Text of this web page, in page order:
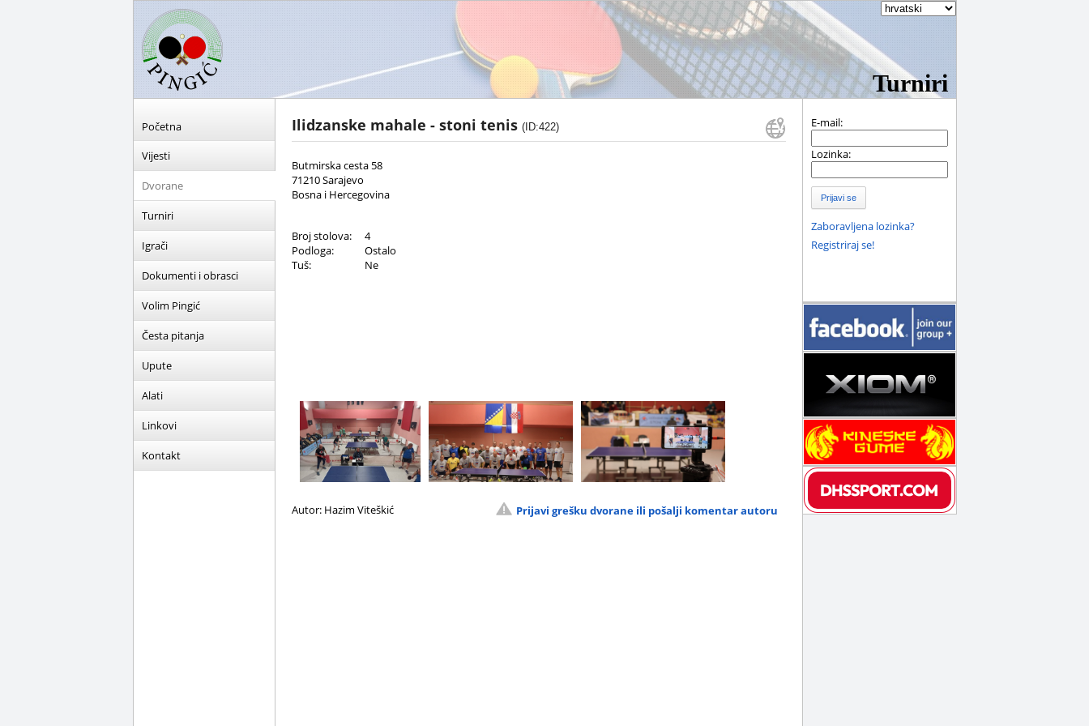
Turniri
Početna
Vijesti
Dvorane
Turniri
Igrači
Dokumenti i obrasci
Volim Pingić
Česta pitanja
Upute
Alati
Linkovi
Kontakt
Ilidzanske mahale - stoni tenis (ID:422)
Butmirska cesta 58
71210 Sarajevo
Bosna i Hercegovina
Broj stolova:
4
Podloga:
Ostalo
Tuš:
Ne
Autor: Hazim Viteškić Prijavi grešku dvorane ili pošalji komentar autoru
E-mail:
Lozinka:
Prijavi se
Zaboravljena lozinka?
Registriraj se!